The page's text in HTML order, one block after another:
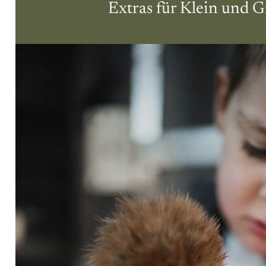
Extras für Klein und